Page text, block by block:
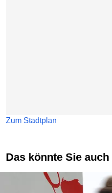
Zum Stadtplan
Das könnte Sie